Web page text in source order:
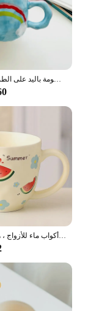
فنجان قهوة اسبريسو سيراميك ، كوب بنمط فاكهة لطيف ، كوب إفطار دقيق الشوفان ، أكواب ماء للأزواج ، هدية عيد الحب